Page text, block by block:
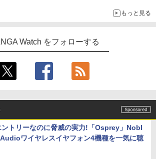
もっと見る
Watch をフォローする
ントリーなのに脅威の実力!「Osprey」Nobl
ワイヤレスイヤフォン4機種を一気に聴